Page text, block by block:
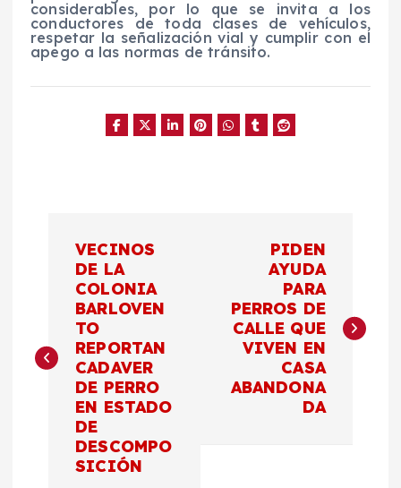
considerables, por lo que se invita a los
conductores de toda clases de vehículos,
respetar la señalización vial y cumplir con el
apego a las normas de tránsito.
e
VECINOS
DE LA
COLONIA
BARLOVEN
TO
REPORTAN
CADAVER
DE PERRO
EN ESTADO
DE
DESCOMPO
SICIÓN
PIDEN
AYUDA
PARA
PERROS DE
CALLE QUE
VIVEN EN
CASA
ABANDONA
DA